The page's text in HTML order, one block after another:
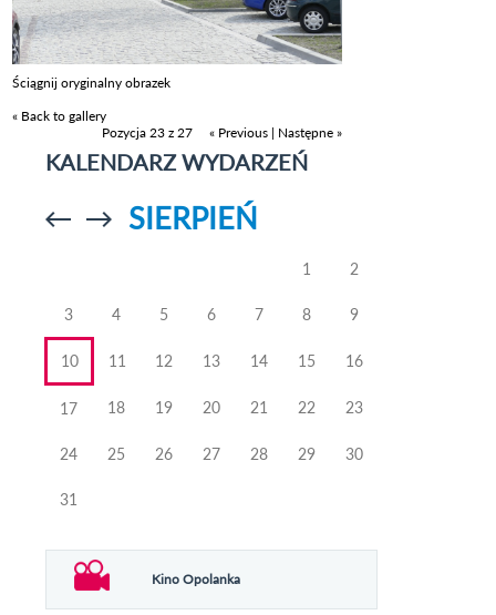
Ściągnij oryginalny obrazek
« Back to gallery
Pozycja 23 z 27
« Previous | Następne »
KALENDARZ WYDARZEŃ
Przejdź doPrzejdź do
SIERPIEŃ
1 2
3 4 5 6 7 8 9
10 11 12 13 14 15 16
17 18 19 20 21 22 23
24 25 26 27 28 29 30
31
Kino Opolanka